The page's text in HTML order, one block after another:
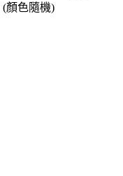
顏色隨機)